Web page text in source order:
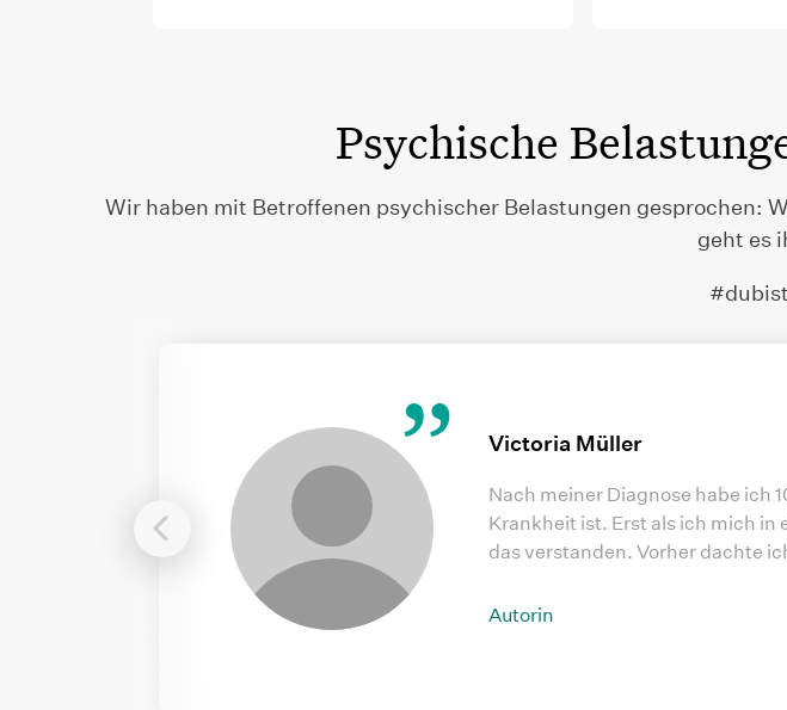
Psychische
Wir haben mit Betroffenen psychischer Belastungen gesprochen:
geht es
Victoria Müller
Nach meiner Diagnose habe ich
Krankheit ist. Erst als ich mich in
das verstanden. Vorher dachte
Autorin